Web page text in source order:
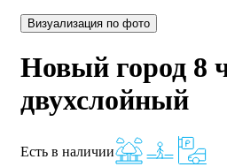
Визуализация по фото
Новый город 8
двухслойный
Есть в наличии